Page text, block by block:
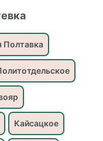
Полтавка
Кайсацкое